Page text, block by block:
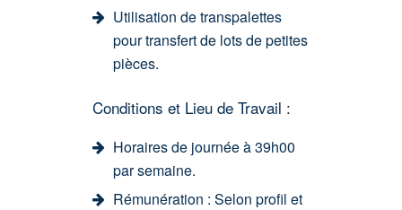
Utilisation de transpalettes
pour transfert de lots de petites
pièces.
Conditions et Lieu de Travail :
Horaires de journée à 39h00
par semaine.
Rémunération : Selon profil et